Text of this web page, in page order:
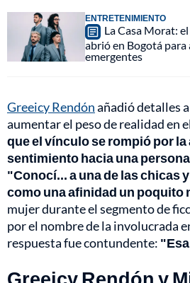
ENTRETENIMIENTO
La Casa Morat:
abrió en Bogotá para
emergentes
Greeicy Rendónañadió detalles
aumentar el peso de realidad en
que el vínculo se rompió por
sentimiento hacia una
"Conocí... a una de las chicas
como una afinidad un poquito
mujer durante el segmento de
por el nombre de la involucrada
respuesta fue contundente: